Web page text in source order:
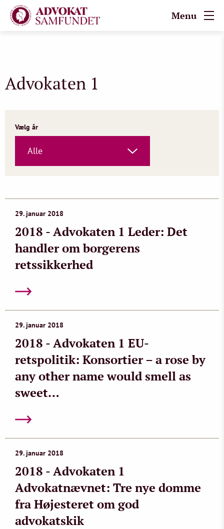
Menu
Advokaten 1
Vælg år
Alle
29. januar 2018
2018 - Advokaten 1 Leder: Det
handler om borgerens
retssikkerhed
29. januar 2018
2018 - Advokaten 1 EU-
retspolitik: Konsortier – a rose by
any other name would smell as
sweet…
29. januar 2018
2018 - Advokaten 1
Advokatnævnet: Tre nye domme
fra Højesteret om god
advokatskik